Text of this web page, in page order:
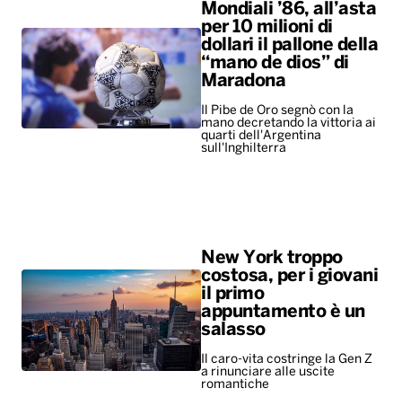
Mondiali ’86, all’asta
per 10 milioni di
dollari il pallone della
“mano de dios” di
Maradona
Il Pibe de Oro segnò con la
mano decretando la vittoria ai
quarti dell'Argentina
sull'Inghilterra
New York troppo
costosa, per i giovani
il primo
appuntamento è un
salasso
Il caro-vita costringe la Gen Z
a rinunciare alle uscite
romantiche